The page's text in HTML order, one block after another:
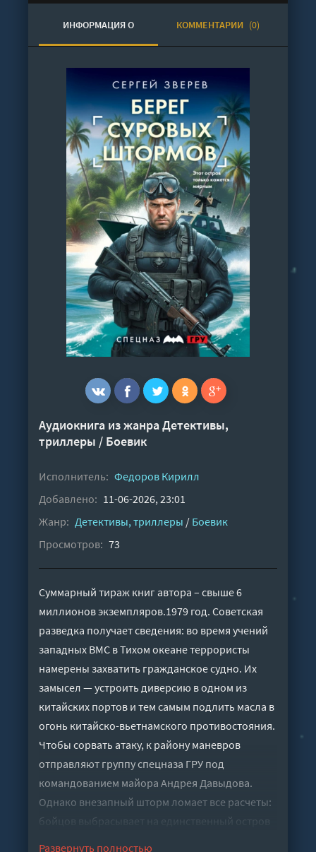
ИНФОРМАЦИЯ О
АУДИОКНИГЕ
КОММЕНТАРИИ (0)
Аудиокнига из жанраДетективы,
триллеры / Боевик
Исполнитель: Федоров Кирилл
Добавлено: 11-06-2026, 23:01
Жанр: Детективы, триллеры / Боевик
Просмотров: 73
Суммарный тираж книг автора – свыше 6
миллионов экземпляров.1979 год. Советская
разведка получает сведения: во время учений
западных ВМС в Тихом океане террористы
намерены захватить гражданское судно. Их
замысел — устроить диверсию в одном из
китайских портов и тем самым подлить масла в
огонь китайско-вьетнамского противостояния.
Чтобы сорвать атаку, к району маневров
отправляют группу спецназа ГРУ под
командованием майора Андрея Давыдова.
Однако внезапный шторм ломает все расчеты:
бойцов выбрасывает на единственный остров
Развернуть полностью